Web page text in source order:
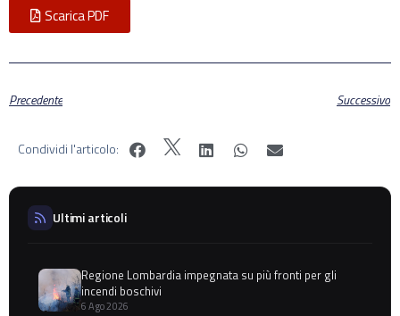
Scarica PDF
Precedente Successivo
Condividi l'articolo:
Ultimi articoli
Regione Lombardia impegnata su più fronti per gli
incendi boschivi
6 Ago 2026